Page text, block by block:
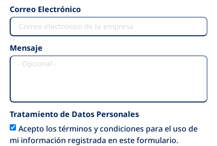
Correo Electrónico
Mensaje
Tratamiento de Datos Personales
Acepto los términos y condiciones para el uso de
mi información registrada en este formulario.